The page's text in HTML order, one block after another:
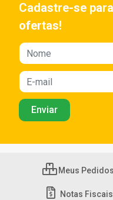
Cadastre-se
ofertas!
Meus Pedidos
Notas Fiscais